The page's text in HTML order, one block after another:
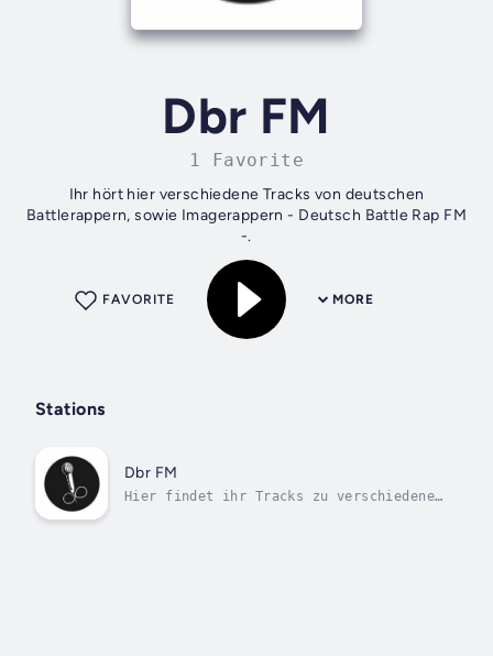
Dbr FM
1 Favorite
Ihr hört hier verschiedene Tracks von deutschen
Battlerappern, sowie Imagerappern - Deutsch Battle Rap FM
-.
MORE
FAVORITE
Stations
Dbr FM
Hier findet ihr Tracks zu verschiedenen